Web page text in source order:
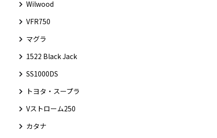
Wilwood
VFR750
マグラ
1522 Black Jack
SS1000DS
トヨタ・スープラ
Vストローム250
カタナ